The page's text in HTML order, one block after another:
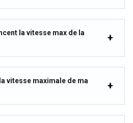
la vitesse max de la
vitesse maximale de ma